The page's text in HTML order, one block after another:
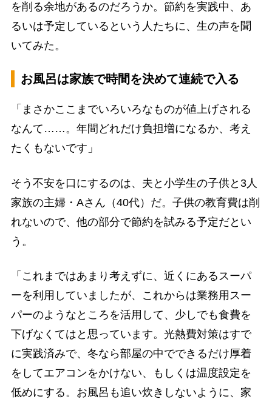
を削る余地があるのだろうか。節約を実践中、あ
るいは予定しているという人たちに、生の声を聞
いてみた。
お風呂は家族で時間を決めて連続で入る
「まさかここまでいろいろなものが値上げされる
なんて……。年間どれだけ負担増になるか、考え
たくもないです」
そう不安を口にするのは、夫と小学生の子供と3人
家族の主婦・Aさん（40代）だ。子供の教育費は削
れないので、他の部分で節約を試みる予定だとい
う。
「これまではあまり考えずに、近くにあるスーパ
ーを利用していましたが、これからは業務用スー
パーのようなところを活用して、少しでも食費を
下げなくてはと思っています。光熱費対策はすで
に実践済みで、冬なら部屋の中でできるだけ厚着
をしてエアコンをかけない、もしくは温度設定を
低めにする。お風呂も追い炊きしないように、家